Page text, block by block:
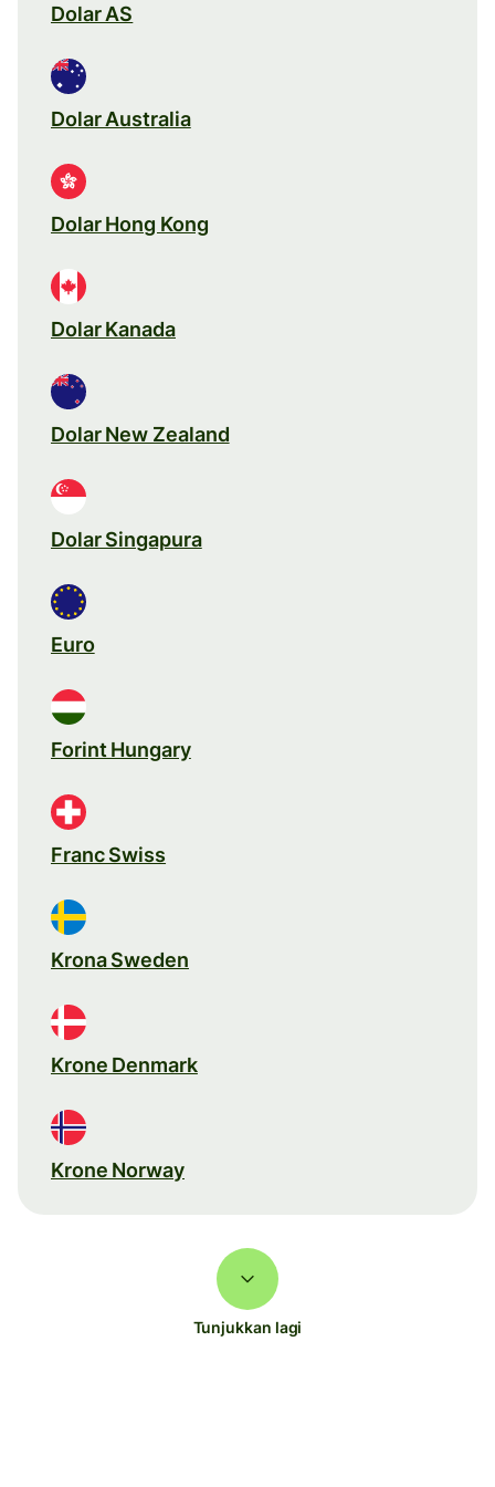
Dolar AS
Dolar Australia
Dolar Hong Kong
Dolar Kanada
Dolar New Zealand
Dolar Singapura
Euro
Forint Hungary
Franc Swiss
Krona Sweden
Krone Denmark
Krone Norway
Tunjukkan lagi